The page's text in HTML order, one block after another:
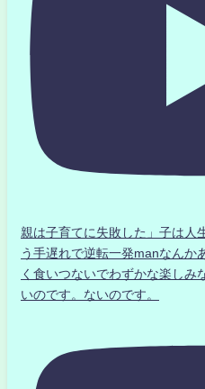
親は子育てに失敗した」子は人
う手遅れで逆転一発manなんか
く食いつないでわずかな楽しみ
いのです。ないのです。